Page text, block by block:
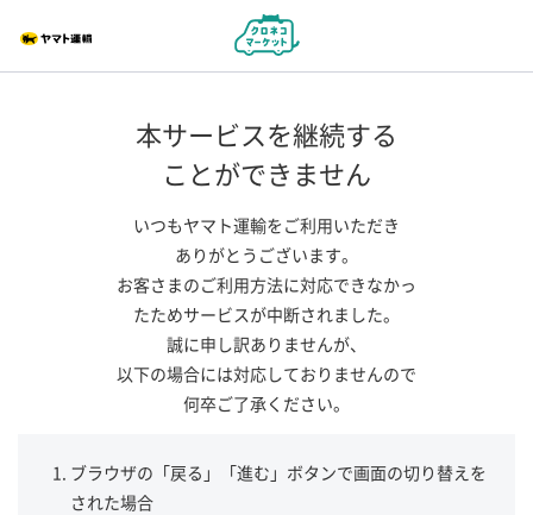
本サービスを継続する
ことができません
いつもヤマト運輸をご利用いただき
ありがとうございます。
お客さまのご利用方法に対応できなかっ
たためサービスが中断されました。
誠に申し訳ありませんが、
以下の場合には対応しておりませんので
何卒ご了承ください。
ブラウザの「戻る」「進む」ボタンで画面の切り替えを
された場合